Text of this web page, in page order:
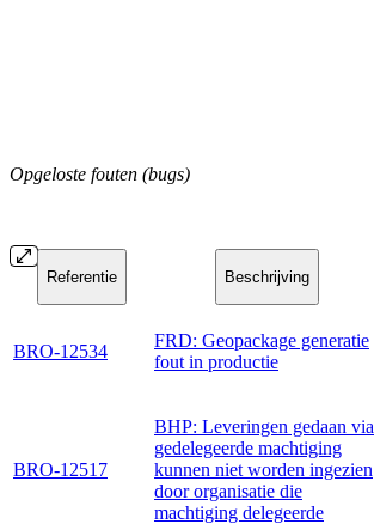
Opgeloste fouten (bugs)
Referentie Beschrijving
BRO-12534
FRD: Geopackage generatie
fout in productie
BRO-12517
BHP: Leveringen gedaan via
gedelegeerde machtiging
kunnen niet worden ingezien
door organisatie die
machtiging delegeerde